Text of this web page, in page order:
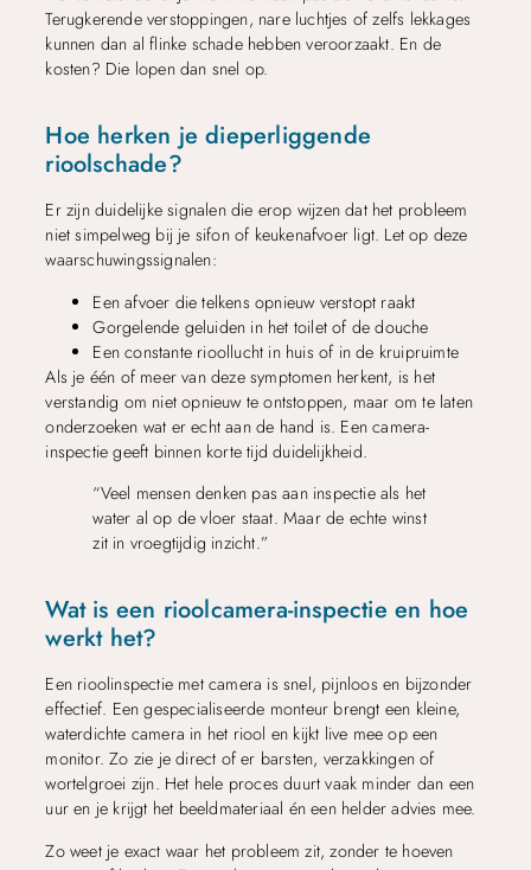
Terugkerende verstoppingen, nare luchtjes of zelfs lekkages
kunnen dan al flinke schade hebben veroorzaakt. En de
kosten? Die lopen dan snel op.
Hoe herken je dieperliggende
rioolschade?
Er zijn duidelijke signalen die erop wijzen dat het probleem
niet simpelweg bij je sifon of keukenafvoer ligt. Let op deze
waarschuwingssignalen:
Een afvoer die telkens opnieuw verstopt raakt
Gorgelende geluiden in het toilet of de douche
Een constante rioollucht in huis of in de kruipruimte
Als je één of meer van deze symptomen herkent, is het
verstandig om niet opnieuw te ontstoppen, maar om te laten
onderzoeken wat er echt aan de hand is. Een camera-
inspectie geeft binnen korte tijd duidelijkheid.
“Veel mensen denken pas aan inspectie als het
water al op de vloer staat. Maar de echte winst
zit in vroegtijdig inzicht.”
Wat is een rioolcamera-inspectie en hoe
werkt het?
Een rioolinspectie met camera is snel, pijnloos en bijzonder
effectief. Een gespecialiseerde monteur brengt een kleine,
waterdichte camera in het riool en kijkt live mee op een
monitor. Zo zie je direct of er barsten, verzakkingen of
wortelgroei zijn. Het hele proces duurt vaak minder dan een
uur en je krijgt het beeldmateriaal én een helder advies mee.
Zo weet je exact waar het probleem zit, zonder te hoeven